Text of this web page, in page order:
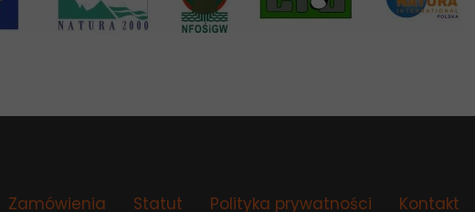
Zamówienia Statut Polityka prywatności Kontakt